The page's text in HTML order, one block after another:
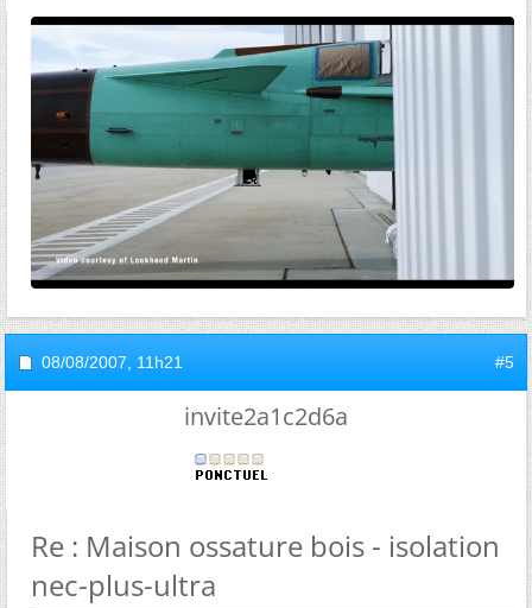
08/08/2007, 11h21 #5
invite2a1c2d6a
Re : Maison ossature bois - isolation
nec-plus-ultra